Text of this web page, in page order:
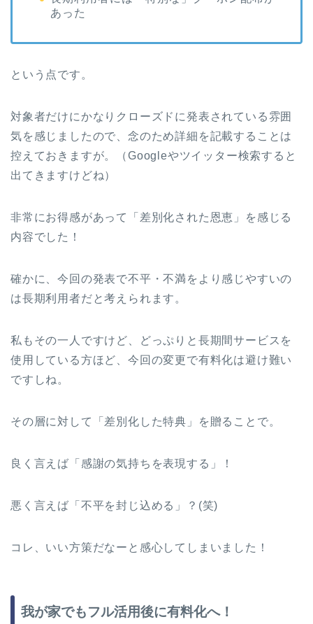
あった
という点です。
対象者だけにかなりクローズドに発表されている雰囲
気を感じましたので、念のため詳細を記載することは
控えておきますが。（Googleやツイッター検索すると
出てきますけどね）
非常にお得感があって「差別化された恩恵」を感じる
内容でした！
確かに、今回の発表で不平・不満をより感じやすいの
は長期利用者だと考えられます。
私もその一人ですけど、どっぷりと長期間サービスを
使用している方ほど、今回の変更で有料化は避け難い
ですしね。
その層に対して「差別化した特典」を贈ることで。
良く言えば「感謝の気持ちを表現する」！
悪く言えば「不平を封じ込める」？(笑)
コレ、いい方策だなーと感心してしまいました！
我が家でもフル活用後に有料化へ！